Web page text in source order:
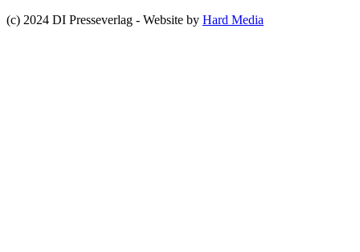
(c) 2024 DI Presseverlag - Website by Hard Media